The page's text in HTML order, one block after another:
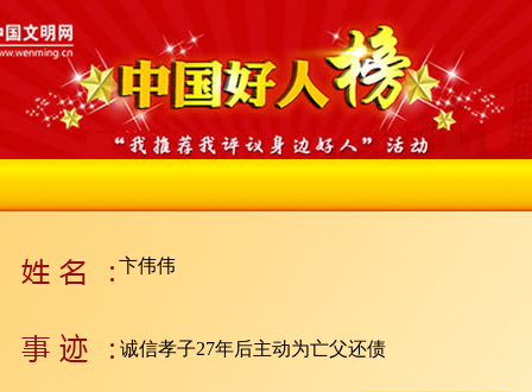
卞伟伟
诚信孝子27年后主动为亡父还债